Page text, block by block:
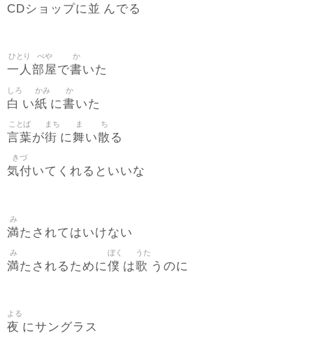
CDショップに並 んでる
一人
ひとり
部屋
べや
で書
か
いた
白
しろ
い紙
かみ
に書
か
いた
言葉
ことば
が街
まち
に舞
ま
い散
ち
る
気付
きづ
いてくれるといいな
満
み
たされてはいけない
満
み
たされるために僕
ぼく
は歌
うた
うのに
夜
よる
にサングラス